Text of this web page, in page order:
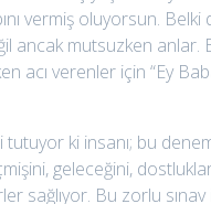
vermiş oluyorsun.
ancak mutsuzken
acı verenler için “Ey
ki insanı; bu
geleceğini,
sağlıyor. Bu zorlu